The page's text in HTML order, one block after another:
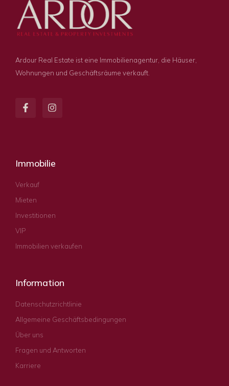
Ardour Real Estate ist eine Immobilienagentur, die Häuser,
Wohnungen und Geschäftsräume verkauft.
Immobilie
Verkauf
Mieten
Investitionen
VIP
Immobilien verkaufen
Information
Datenschutzrichtlinie
Allgemeine Geschäftsbedingungen
Über uns
Fragen und Antworten
Karriere